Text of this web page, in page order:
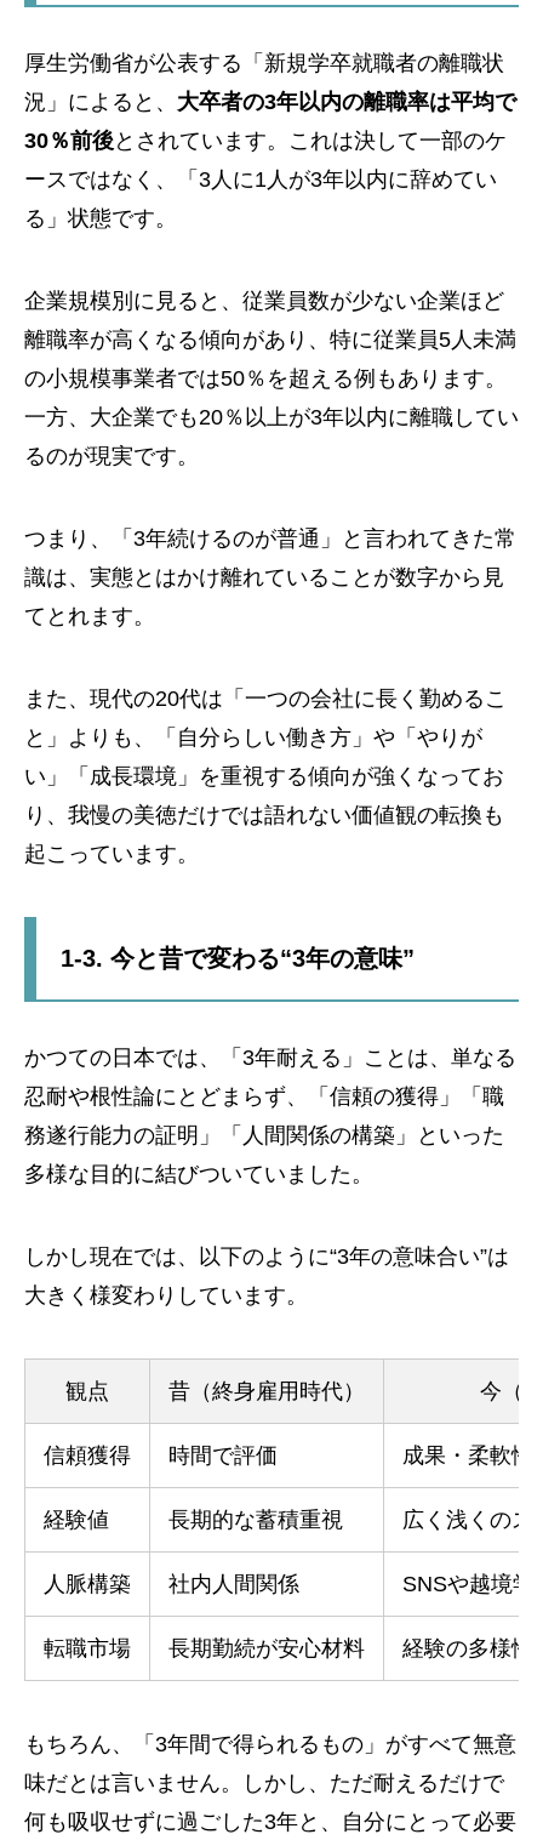
厚生労働省が公表する「新規学卒就職者の離職状
況」によると、 大卒者の3年以内の離職率は平均で
30％前後とされています。これは決して一部のケ
ースではなく、「3人に1人が3年以内に辞めてい
る」状態です。
企業規模別に見ると、従業員数が少ない企業ほど
離職率が高くなる傾向があり、特に従業員5人未満
の小規模事業者では50％を超える例もあります。
一方、大企業でも20％以上が3年以内に離職してい
るのが現実です。
つまり、「3年続けるのが普通」と言われてきた常
識は、実態とはかけ離れていることが数字から見
てとれます。
また、現代の20代は「一つの会社に長く勤めるこ
と」よりも、「自分らしい働き方」や「やりが
い」「成長環境」を重視する傾向が強くなってお
り、我慢の美徳だけでは語れない価値観の転換も
起こっています。
1-3. 今と昔で変わる“3年の意味”
かつての日本では、「3年耐える」ことは、単なる
忍耐や根性論にとどまらず、「信頼の獲得」「職
務遂行能力の証明」「人間関係の構築」といった
多様な目的に結びついていました。
しかし現在では、以下のように“3年の意味合い”は
大きく様変わりしています。
観点 昔（終身雇用時代） 今（
信頼獲得 時間で評価 成果・柔軟性
経験値 長期的な蓄積重視 広く浅くのス
人脈構築 社内人間関係 SNSや越境学
転職市場 長期勤続が安心材料 経験の多様性
もちろん、「3年間で得られるもの」がすべて無意
味だとは言いません。しかし、ただ耐えるだけで
何も吸収せずに過ごした3年と、自分にとって必要